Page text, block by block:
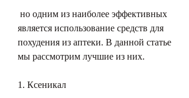
является использование средств для
похудения из аптеки. В данной статье
мы рассмотрим лучшие из них.
1. Ксеникал